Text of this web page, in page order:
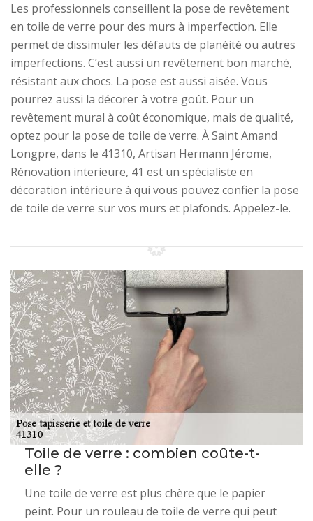
Les professionnels conseillent la pose de revêtement
en toile de verre pour des murs à imperfection. Elle
permet de dissimuler les défauts de planéité ou autres
imperfections. C’est aussi un revêtement bon marché,
résistant aux chocs. La pose est aussi aisée. Vous
pourrez aussi la décorer à votre goût. Pour un
revêtement mural à coût économique, mais de qualité,
optez pour la pose de toile de verre. À Saint Amand
Longpre, dans le 41310, Artisan Hermann Jérome,
Rénovation interieure, 41 est un spécialiste en
décoration intérieure à qui vous pouvez confier la pose
de toile de verre sur vos murs et plafonds. Appelez-le.
Toile de verre : combien coûte-t-
elle ?
Une toile de verre est plus chère que le papier
peint. Pour un rouleau de toile de verre qui peut